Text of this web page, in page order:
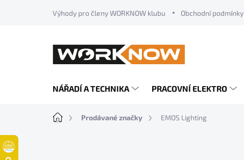
Výhody pro členy WORKNOW klubu Obchodní podmínky
NÁŘADÍ A TECHNIKA PRACOVNÍ ELEKTRO
Domů Prodávané značky EMOS Lighting